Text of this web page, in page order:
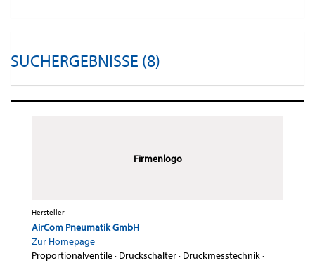
SUCHERGEBNISSE (8)
Firmenlogo
Hersteller
AirCom Pneumatik GmbH
Zur Homepage
Proportionalventile· Druckschalter· Druckmesstechnik·